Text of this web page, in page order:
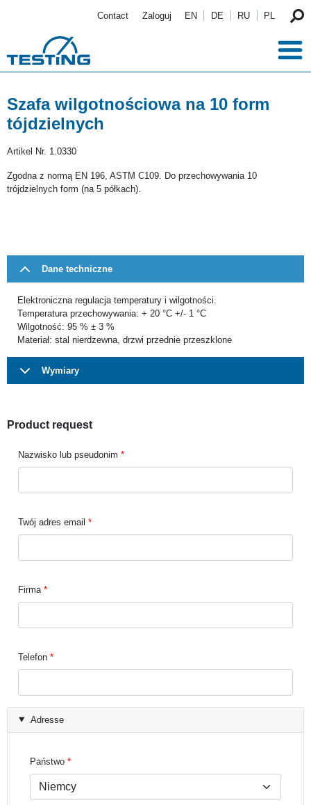
Contact Zaloguj EN DE RU PL
Szafa wilgotnościowa na 10 form
tójdzielnych
Artikel Nr. 1.0330
Zgodna z normą EN 196, ASTM C109. Do przechowywania 10
trójdzielnych form (na 5 półkach).
Dane techniczne
Elektroniczna regulacja temperatury i wilgotności.
Temperatura przechowywania: + 20 °C +/- 1 °C
Wilgotność: 95 % ± 3 %
Materiał: stal nierdzewna, drzwi przednie przeszklone
Wymiary
Product request
Nazwisko lub pseudonim
Twój adres email
Firma
Telefon
Adresse
Państwo